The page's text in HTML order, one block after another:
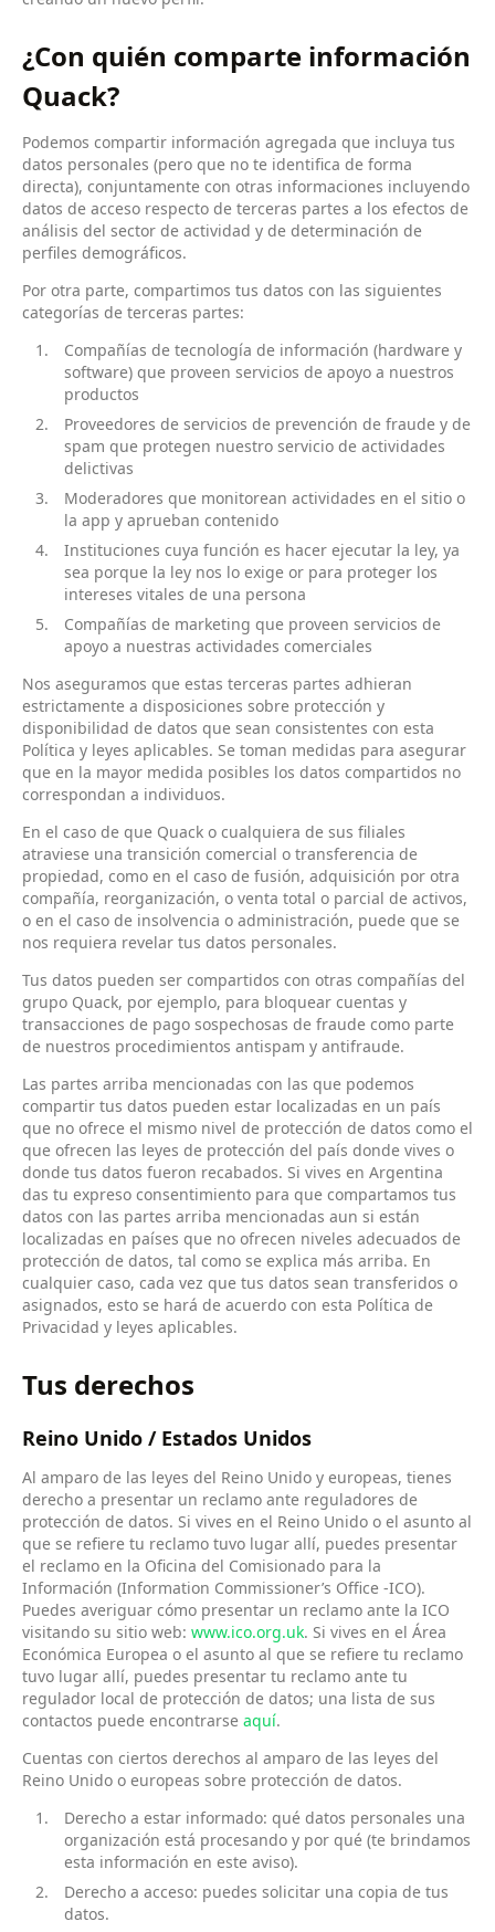
¿Con quién comparte información
Quack?
Podemos compartir información agregada que incluya tus
datos personales (pero que no te identifica de forma
directa), conjuntamente con otras informaciones incluyendo
datos de acceso respecto de terceras partes a los efectos de
análisis del sector de actividad y de determinación de
perfiles demográficos.
Por otra parte, compartimos tus datos con las siguientes
categorías de terceras partes:
Compañías de tecnología de información (hardware y
software) que proveen servicios de apoyo a nuestros
productos
Proveedores de servicios de prevención de fraude y de
spam que protegen nuestro servicio de actividades
delictivas
Moderadores que monitorean actividades en el sitio o
la app y aprueban contenido
Instituciones cuya función es hacer ejecutar la ley, ya
sea porque la ley nos lo exige or para proteger los
intereses vitales de una persona
Compañías de marketing que proveen servicios de
apoyo a nuestras actividades comerciales
Nos aseguramos que estas terceras partes adhieran
estrictamente a disposiciones sobre protección y
disponibilidad de datos que sean consistentes con esta
Política y leyes aplicables. Se toman medidas para asegurar
que en la mayor medida posibles los datos compartidos no
correspondan a individuos.
En el caso de que Quack o cualquiera de sus filiales
atraviese una transición comercial o transferencia de
propiedad, como en el caso de fusión, adquisición por otra
compañía, reorganización, o venta total o parcial de activos,
o en el caso de insolvencia o administración, puede que se
nos requiera revelar tus datos personales.
Tus datos pueden ser compartidos con otras compañías del
grupo Quack, por ejemplo, para bloquear cuentas y
transacciones de pago sospechosas de fraude como parte
de nuestros procedimientos antispam y antifraude.
Las partes arriba mencionadas con las que podemos
compartir tus datos pueden estar localizadas en un país
que no ofrece el mismo nivel de protección de datos como el
que ofrecen las leyes de protección del país donde vives o
donde tus datos fueron recabados. Si vives en Argentina
das tu expreso consentimiento para que compartamos tus
datos con las partes arriba mencionadas aun si están
localizadas en países que no ofrecen niveles adecuados de
protección de datos, tal como se explica más arriba. En
cualquier caso, cada vez que tus datos sean transferidos o
asignados, esto se hará de acuerdo con esta Política de
Privacidad y leyes aplicables.
Tus derechos
Reino Unido / Estados Unidos
Al amparo de las leyes del Reino Unido y europeas, tienes
derecho a presentar un reclamo ante reguladores de
protección de datos. Si vives en el Reino Unido o el asunto al
que se refiere tu reclamo tuvo lugar allí, puedes presentar
el reclamo en la Oficina del Comisionado para la
Información (Information Commissioner’s Office -ICO).
Puedes averiguar cómo presentar un reclamo ante la ICO
visitando su sitio web: www.ico.org.uk. Si vives en el Área
Económica Europea o el asunto al que se refiere tu reclamo
tuvo lugar allí, puedes presentar tu reclamo ante tu
regulador local de protección de datos; una lista de sus
contactos puede encontrarse aquí.
Cuentas con ciertos derechos al amparo de las leyes del
Reino Unido o europeas sobre protección de datos.
Derecho a estar informado: qué datos personales una
organización está procesando y por qué (te brindamos
esta información en este aviso).
Derecho a acceso: puedes solicitar una copia de tus
datos.